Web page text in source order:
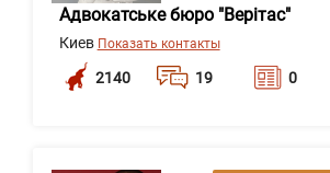
Адвокатське бюро "Верітас"
Киев Показать контакты
2140 19 0